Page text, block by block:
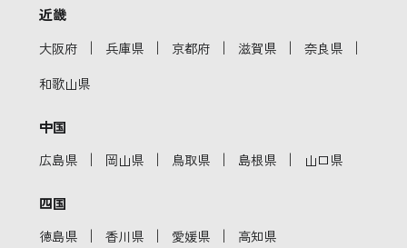
近畿
大阪府 ｜ 兵庫県 ｜ 京都府 ｜ 滋賀県 ｜ 奈良県 ｜
和歌山県
中国
広島県 ｜ 岡山県 ｜ 鳥取県 ｜ 島根県 ｜ 山口県
四国
徳島県 ｜ 香川県 ｜ 愛媛県 ｜ 高知県